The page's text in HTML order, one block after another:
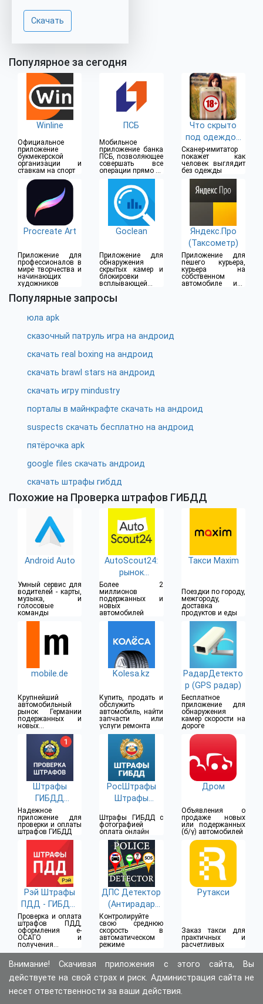
Скачать
Популярное за сегодня
Winline
Официальное
приложение
букмекерской
организации и
ставкам на спорт
ПСБ
Мобильное
приложение банка
ПСБ, позволяющее
совершать все
операции прямо из
дома
Что скрыто
под одеждой
(18+)
Сканер-имитатор
покажет как
человек выглядит
без одежды
Procreate Art
Приложение для
профессионалов в
мире творчества и
начинающих
художников
Goclean
Приложение для
обнаружения
скрытых камер и
блокировки
всплывающей
Яндекс.Про
(Таксометр)
Приложение для
пешего курьера,
курьера на
собственном
автомобиле или
Популярные запросы
юла apk
сказочный патруль игра на андроид
скачать real boxing на андроид
скачать brawl stars на андроид
скачать игру mindustry
порталы в майнкрафте скачать на андроид
suspects скачать бесплатно на андроид
пятёрочка apk
google files скачать андроид
скачать штрафы гибдд
Похожие на Проверка штрафов ГИБДД
Android Auto
Умный сервис для
водителей - карты,
музыка, и
голосовые
команды
AutoScout24:
рынок
автомашин
Более 2
миллионов
подержанных и
новых
автомобилей
Такси Maxim
Поездки по городу,
межгороду,
доставка
продуктов и еды
mobile.de
Крупнейший
автомобильный
рынок Германии
подержанных и
новых
автомобилей
Kolesa.kz
Купить, продать и
обслужить
автомобиль, найти
запчасти или
услуги ремонта
РадарДетекто
р (GPS радар)
Бесплатное
приложение для
обнаружения
камер скорости на
дороге
Штрафы
ГИБДД
официальные
Надежное
приложение для
проверки и оплаты
штрафов ГИБДД
РосШтрафы
Штрафы
Штрафы ГИБДД с
фотографией
оплата онлайн
Дром
Объявления о
продаже новых
или подержанных
(б/у) автомобилей
Рэй Штрафы
ПДД - ГИБДД,
ОСАГО
Проверка и оплата
штрафов ПДД,
оформления е-
ОСАГО и
получения
справочной
информации
ДПС Детектор
(Антирадар
ГАИ)
Контролируйте
свою среднюю
скорость в
автоматическом
режиме
Рутакси
Заказ такси для
практичных и
расчетливых
Внимание! Скачивая приложения с этого сайта, Вы
действуете на свой страх и риск. Администрация сайта не
несет ответственности за ваши действия.